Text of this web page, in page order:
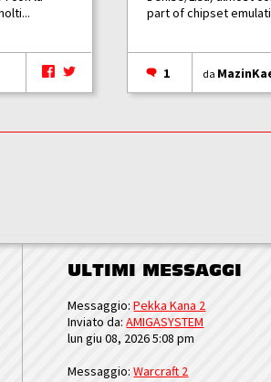
part of chipset
1 da
ULTIMI MESSAGGI
Messaggio:Pekka Kana 2
Inviato da:AMIGASYSTEM
lun giu 08, 2026 5:08 pm
Messaggio:Warcraft 2